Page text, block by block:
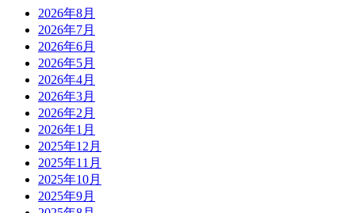
2026年8月
2026年7月
2026年6月
2026年5月
2026年4月
2026年3月
2026年2月
2026年1月
2025年12月
2025年11月
2025年10月
2025年9月